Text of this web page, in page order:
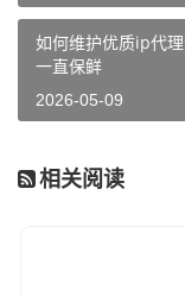
如何维护优质ip代
一直保鲜
2026-05-09
相关阅读